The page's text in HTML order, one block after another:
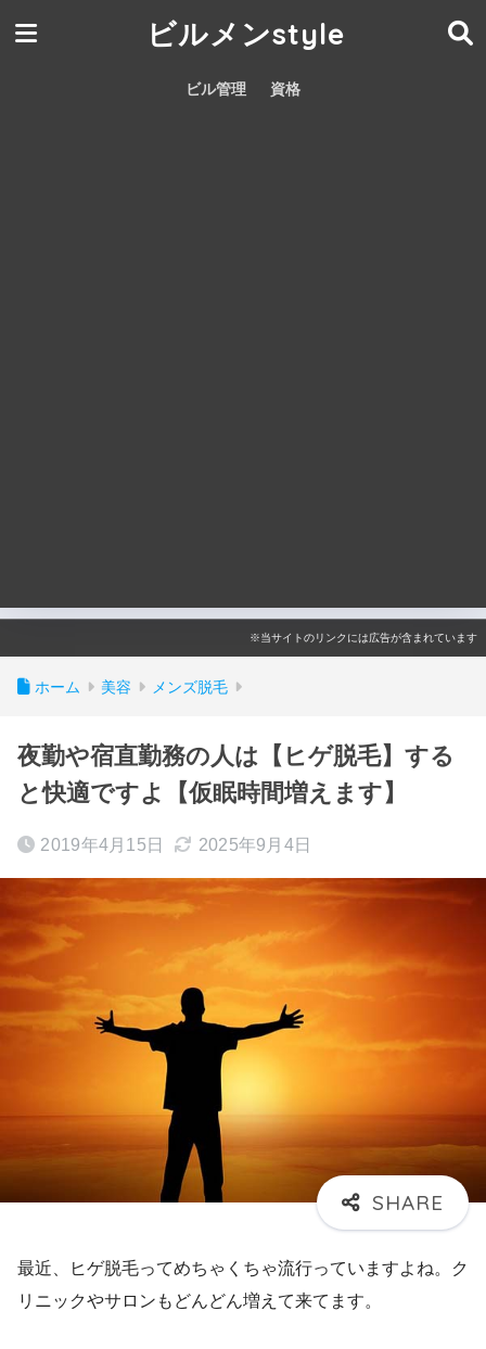
ビルメンstyle
ビル管理 資格
※当サイトのリンクには広告が含まれています
ホーム 美容 メンズ脱毛
夜勤や宿直勤務の人は【ヒゲ脱毛】する
と快適ですよ【仮眠時間増えます】
2019年4月15日 2025年9月4日
最近、ヒゲ脱毛ってめちゃくちゃ流行っていますよね。ク
リニックやサロンもどんどん増えて来てます。